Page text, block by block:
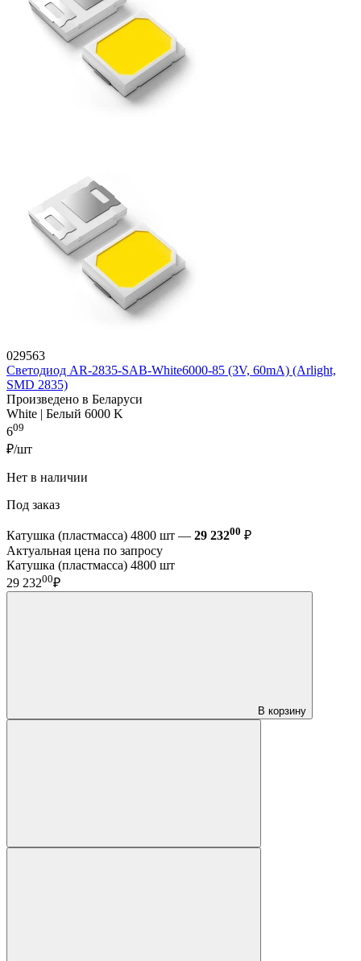
029563
Светодиод AR-2835-SAB-White6000-85 (3V, 60mA) (Arlight,
SMD 2835)
Произведено в Беларуси
White | Белый 6000 K
609
₽/шт
Нет в наличии
Под заказ
Катушка (пластмасса) 4800 шт — 29 23200 ₽
Актуальная цена по запросу
Катушка (пластмасса) 4800 шт
29 23200₽
В корзину